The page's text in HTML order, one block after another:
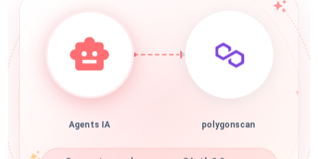
Agents IA polygonscan